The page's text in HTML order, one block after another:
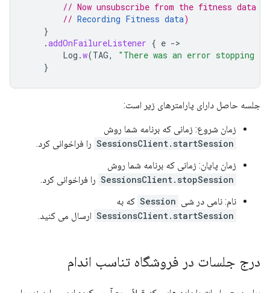
// Now unsubscribe from the fitness data
// Recording Fitness data)
}
.addOnFailureListener { e ->
Log .w(TAG,
"There was an error stopping
}
جلسه حاصل دارای پارامترهای زیر است:
زمان شروع: زمانی که برنامه شما روش
SessionsClient.startSession را فراخوانی کرد.
زمان پایان: زمانی که برنامه شما روش
SessionsClient.stopSession را فراخوانی کرد.
نام: نامی در شی Session که به
SessionsClient.startSession ارسال می کنید.
درج جلسات در فروشگاه تناسب اندام